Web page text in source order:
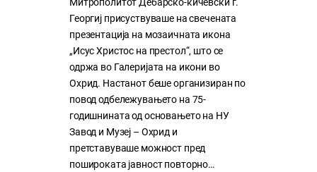
Митрополитот Дебарско-кичевски г.
Георгиј присуствуваше на свечената
презентација на мозаичната икона
„Исус Христос на престол“, што се
одржа во Галеријата на икони во
Охрид. Настанот беше организиран по
повод одбележувањето на 75-
годишнината од основањето на НУ
Завод и Музеј – Охрид и
претставуваше можност пред
пошироката јавност повторно…